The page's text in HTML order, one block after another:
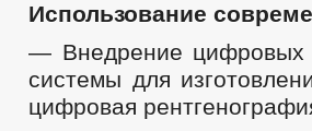
Использование
— Внедрение цифровых
системы для
цифровая